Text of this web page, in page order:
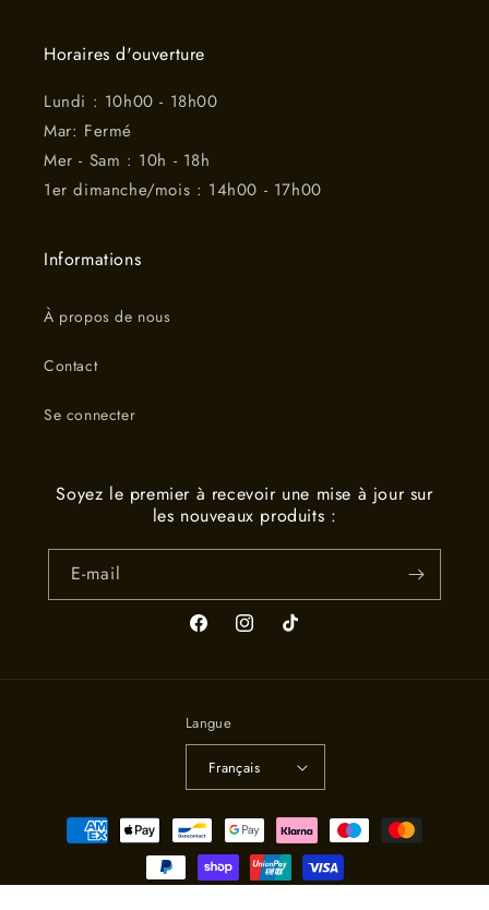
Horaires d'ouverture
Lundi : 10h00 - 18h00
Mar: Fermé
Mer - Sam : 10h - 18h
1er dimanche/mois : 14h00 - 17h00
Informations
À propos de nous
Contact
Se connecter
Soyez le premier à recevoir une mise à jour sur
les nouveaux produits :
E-mail
FacebookInstagramTikTok
Langue
Français
Moyens